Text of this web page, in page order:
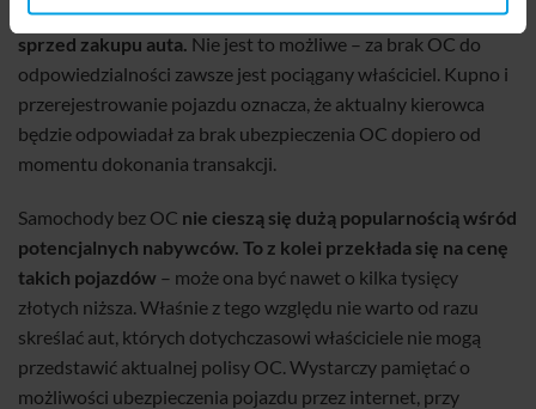
zakłada, że otrzyma wezwanie do uiszczenia kary za okres
sprzed zakupu auta. Nie jest to możliwe – za brak OC do
odpowiedzialności zawsze jest pociągany właściciel. Kupno i
przerejestrowanie pojazdu oznacza, że aktualny kierowca
będzie odpowiadał za brak ubezpieczenia OC dopiero od
momentu dokonania transakcji.
Samochody bez OC nie cieszą się dużą popularnością wśród
potencjalnych nabywców. To z kolei przekłada się na cenę
takich pojazdów – może ona być nawet o kilka tysięcy
złotych niższa. Właśnie z tego względu nie warto od razu
skreślać aut, których dotychczasowi właściciele nie mogą
przedstawić aktualnej polisy OC. Wystarczy pamiętać o
możliwości ubezpieczenia pojazdu przez internet, przy